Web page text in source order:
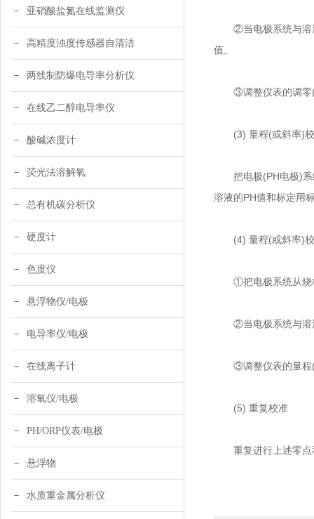
亚硝酸盐氮在线监测仪
高精度浊度传感器自清洁
两线制防爆电导率分析仪
在线乙二醇电导率仪
酸碱浓度计
荧光法溶解氧
总有机碳分析仪
硬度计
色度仪
悬浮物仪/电极
电导率仪/电极
在线离子计
溶氧仪/电极
PH/ORP仪表/电极
悬浮物
水质重金属分析仪
②当电极系统与溶液
值。
③调整仪表的调零(
(3) 量程(或斜率)校
把电极(PH电极)系
溶液的PH值和标定用
(4) 量程(或斜率)
①把电极系统从烧杯
②当电极系统与溶液
③调整仪表的量程(
(5) 重复校准
重复进行上述零点